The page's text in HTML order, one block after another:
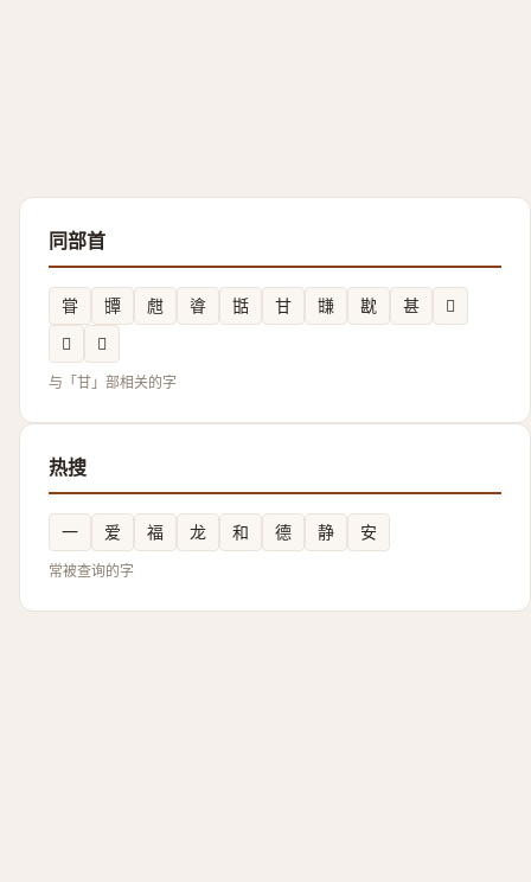
同部首
甞 㽑 甝 㽏 甛 甘 㽐 㽎 甚
𬎱
𤯌
𤯁
与「甘」部相关的字
热搜
一 爱 福 龙 和 德 静 安
常被查询的字